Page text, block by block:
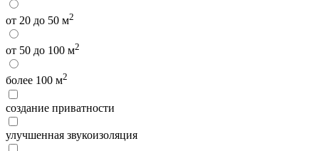
от 20 до 50 м2
от 50 до 100 м2
более 100 м2
создание приватности
улучшенная звукоизоляция